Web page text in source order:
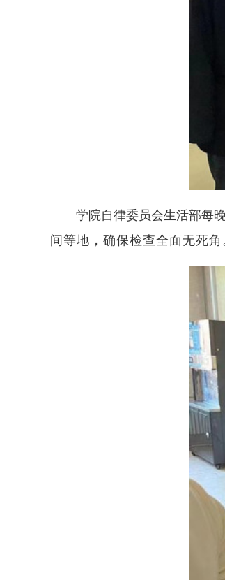
学院自律委员会生活部每
间等地 ， 确保检查全面无死角